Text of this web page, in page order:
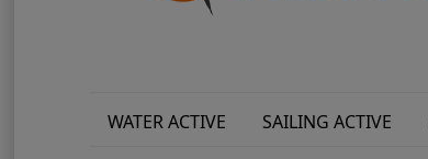
WATER ACTIVE SAILING ACTIVE